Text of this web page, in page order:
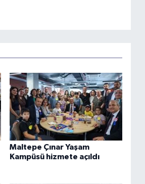
Maltepe Çınar Yaşam
Kampüsü hizmete açıldı